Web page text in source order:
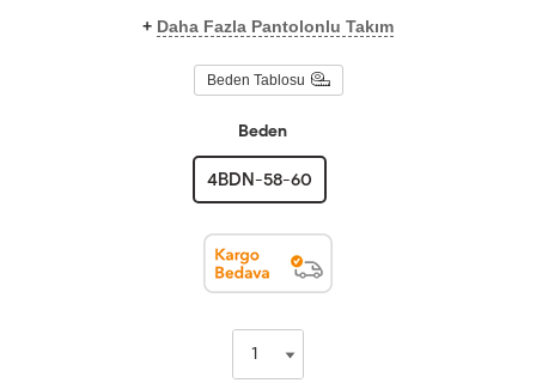
+ Daha Fazla Pantolonlu Takım
Beden Tablosu
Beden
4BDN-58-60